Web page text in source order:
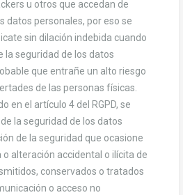
u otros que accedan de
datos personales, por eso se
sin dilación indebida cuando
la seguridad de los datos
que entrañe un alto riesgo
de las personas físicas.
en el artículo 4 del RGPD, se
la seguridad de los datos
de la seguridad que ocasione
o alteración accidental o ilícita de
conservados o tratados
o acceso no